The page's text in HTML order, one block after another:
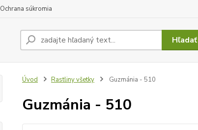
Ochrana súkromia
Hľadať
Úvod Rastliny všetky Guzmánia - 510
Guzmánia - 510